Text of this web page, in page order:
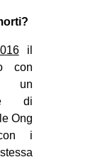
il
con
un
di
Ong
i